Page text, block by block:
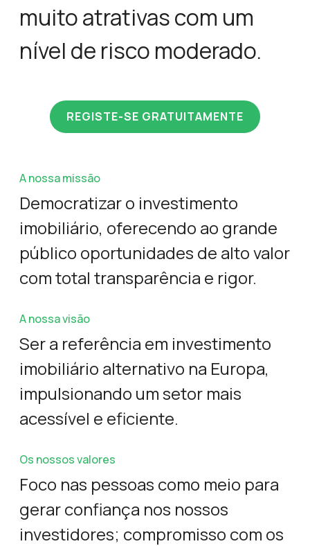
muito atrativas com um
nível de risco moderado.
REGISTE-SE GRATUITAMENTE
A nossa missão
Democratizar o investimento
imobiliário, oferecendo ao grande
público oportunidades de alto valor
com total transparência e rigor.
A nossa visão
Ser a referência em investimento
imobiliário alternativo na Europa,
impulsionando um setor mais
acessível e eficiente.
Os nossos valores
Foco nas pessoas como meio para
gerar confiança nos nossos
investidores; compromisso com os